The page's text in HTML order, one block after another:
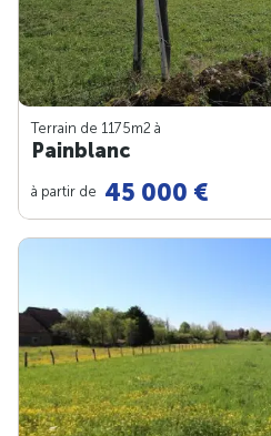
Terrain de 1175m2 à
Painblanc
à partir de 45 000 €